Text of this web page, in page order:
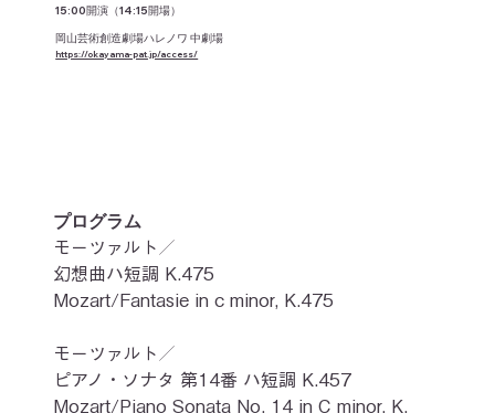
15:00開演（14:15開場）
岡山芸術創造劇場ハレノワ 中劇場
https://okayama-pat.jp/access/
プログラム
モーツァルト／
幻想曲ハ短調 K.475
Mozart/Fantasie in c minor, K.475
モーツァルト／
ピアノ・ソナタ 第14番 ハ短調 K.457
Mozart/Piano Sonata No. 14 in C minor, K.